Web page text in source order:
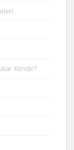
Kimdir?